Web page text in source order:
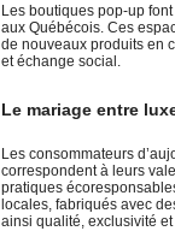
Les boutiques pop-up
aux Québécois. Ces
de nouveaux produits en
et échange social.
Le mariage entre
Les consommateurs
correspondent à leurs
pratiques
locales, fabriqués avec
ainsi qualité, exclusivité